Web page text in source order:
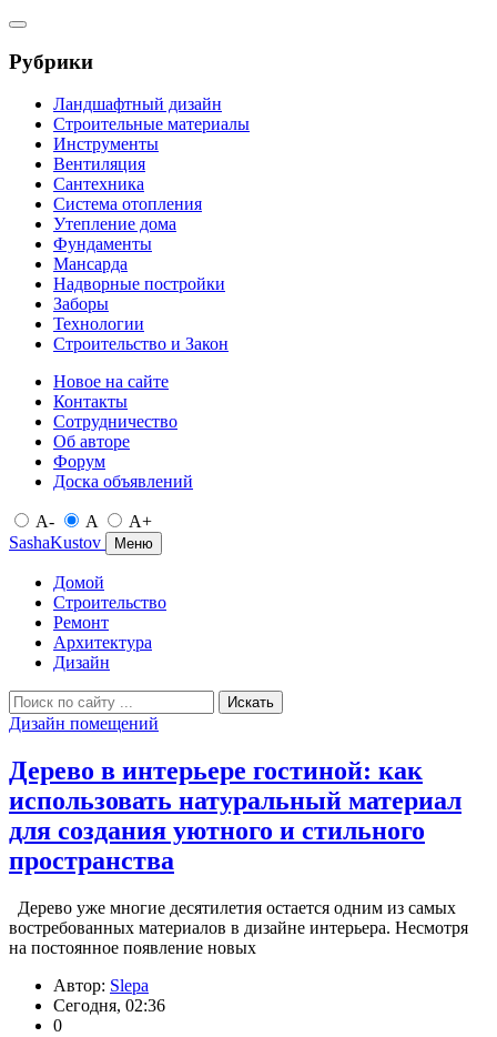
Рубрики
Ландшафтный дизайн
Строительные материалы
Инструменты
Вентиляция
Сантехника
Система отопления
Утепление дома
Фундаменты
Мансарда
Надворные постройки
Заборы
Технологии
Строительство и Закон
Новое на сайте
Контакты
Сотрудничество
Об авторе
Форум
Доска объявлений
A- A
A+
SashaKustov
Меню
Домой
Строительство
Ремонт
Архитектура
Дизайн
Искать
Дизайн помещений
Дерево в интерьере гостиной: как
использовать натуральный материал
для создания уютного и стильного
пространства
Дерево уже многие десятилетия остается одним из самых
востребованных материалов в дизайне интерьера. Несмотря
на постоянное появление новых
Автор: Slepa
Сегодня, 02:36
0